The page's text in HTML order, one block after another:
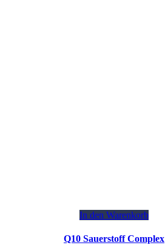
In den Warenkorb
Q10 Sauerstoff Complex